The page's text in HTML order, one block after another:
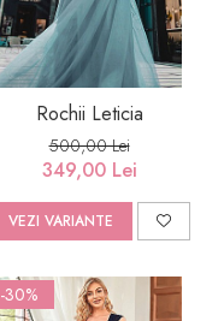
Rochii Leticia
500,00 Lei
349,00 Lei
VEZI VARIANTE
-30%